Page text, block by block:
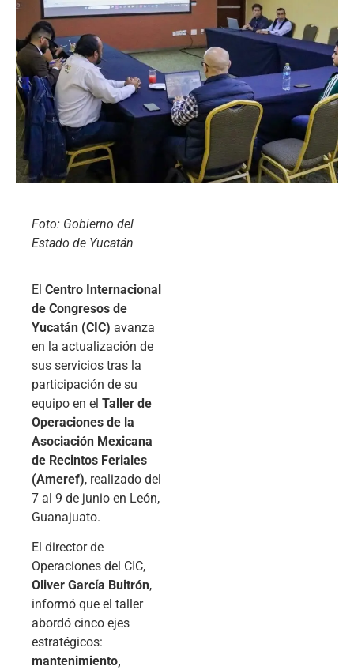
Foto: Gobierno del
Estado de Yucatán
El Centro Internacional
de Congresos de
Yucatán (CIC) avanza
en la actualización de
sus servicios tras la
participación de su
equipo en el Taller de
Operaciones de la
Asociación Mexicana
de Recintos Feriales
(Ameref), realizado del
7 al 9 de junio en León,
Guanajuato.
El director de
Operaciones del CIC,
Oliver García Buitrón,
informó que el taller
abordó cinco ejes
estratégicos:
mantenimiento,